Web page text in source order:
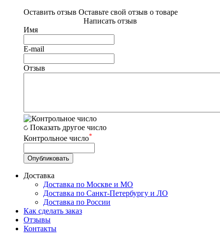
Оставить отзыв Оставьте свой отзыв о товаре
Написать отзыв
Имя
E-mail
Отзыв
Показать другое число
Контрольное число*
Доставка
Доставка по Москве и МО
Доставка по Санкт-Петербургу и ЛО
Доставка по России
Как сделать заказ
Отзывы
Контакты